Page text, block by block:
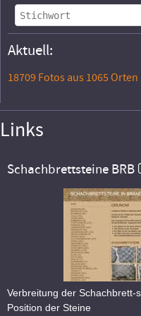
Aktuell:
18709 Fotos aus 1065 Orten
Links
Schachbrettsteine BRB
Verbreitung der
Position der Steine